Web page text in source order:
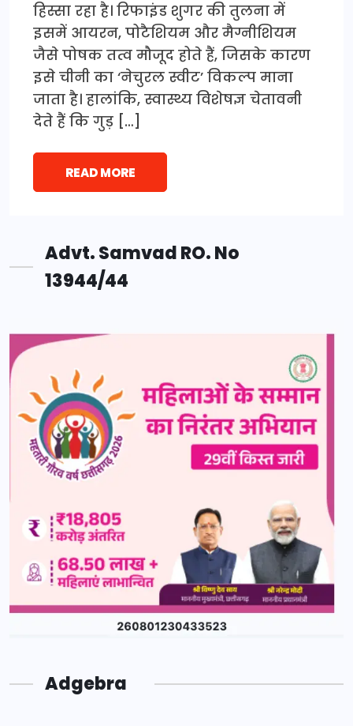
हिस्सा रहा है। रिफाइंड शुगर की तुलना में
इसमें आयरन, पोटैशियम और मैग्नीशियम
जैसे पोषक तत्व मौजूद होते हैं, जिसके कारण
इसे चीनी का ‘नेचुरल स्वीट’ विकल्प माना
जाता है। हालांकि, स्वास्थ्य विशेषज्ञ चेतावनी
देते हैं कि गुड़ […]
READ MORE
Advt. Samvad RO. No
13944/44
Adgebra